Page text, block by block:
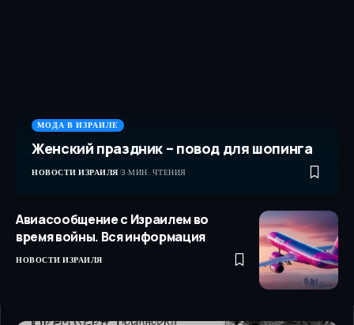
МОДА В ИЗРАИЛЕ
Женский праздник – повод для шопинга
НОВОСТИ ИЗРАИЛЯ 3 МИН. ЧТЕНИЯ
Авиасообщение с Израилем во
время войны. Вся информация
НОВОСТИ ИЗРАИЛЯ